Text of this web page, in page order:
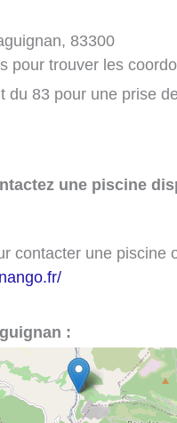
83300
pour trouver les
du 83 pour une prise
une piscine
contacter une piscine
: